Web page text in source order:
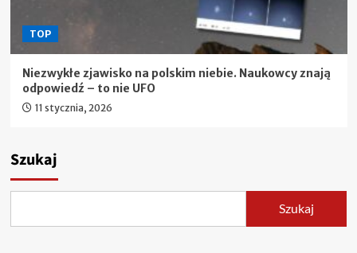
TOP
Niezwykłe zjawisko na polskim niebie. Naukowcy znają
odpowiedź – to nie UFO
11 stycznia, 2026
Szukaj
Szukaj